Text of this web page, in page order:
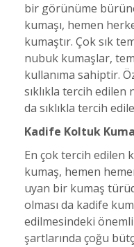
bir görünüme
kumaşı, hemen
kumaştır. Çok sık
nubuk kumaşlar,
kullanıma sahiptir.
sıklıkla tercih edilen
da sıklıkla tercih
Kadife Koltuk
En çok tercih edilen
kumaş, hemen
uyan bir kumaş
olması da kadife
edilmesindeki
şartlarında çoğu